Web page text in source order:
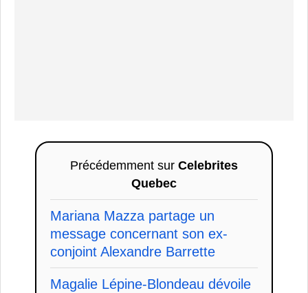
Précédemment sur Celebrites
Quebec
Mariana Mazza partage un
message concernant son ex-
conjoint Alexandre Barrette
Magalie Lépine-Blondeau dévoile